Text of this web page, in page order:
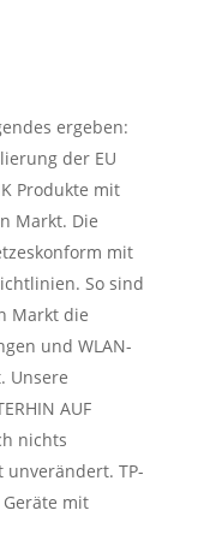
ergeben:
der EU
Produkte mit
Markt. Die
mit
So sind
Markt die
und WLAN-
Unsere
AUF
nichts
TP-
mit